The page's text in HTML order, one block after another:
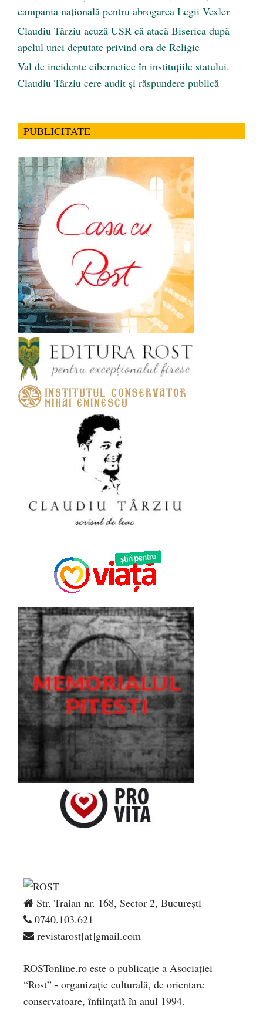
campania națională pentru abrogarea Legii Vexler
Claudiu Târziu acuză USR că atacă Biserica după
apelul unei deputate privind ora de Religie
Val de incidente cibernetice în instituțiile statului.
Claudiu Târziu cere audit și răspundere publică
PUBLICITATE
Str. Traian nr. 168, Sector 2, București
0740.103.621
revistarost[at]gmail.com
ROSTonline.ro este o publicaţie a Asociaţiei
“Rost” - organizaţie culturală, de orientare
conservatoare, înfiinţată în anul 1994.